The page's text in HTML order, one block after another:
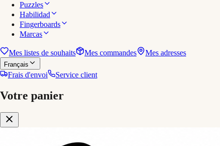
Puzzles
Habilidad
Fingerboards
Marcas
Mes listes de souhaits Mes commandes Mes adresses
Français
Frais d'envoi Service client
Votre panier